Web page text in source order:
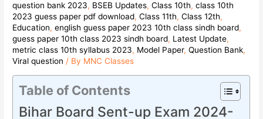
question bank 2023, BSEB Updates,Class 10th,class 10th
2023 guess paper pdf download,Class 11th,Class 12th,
Education,english guess paper 2023 10th class sindh board,
guess paper 10th class 2023 sindh board, Latest Update,
metric class 10th syllabus 2023, Model Paper,Question Bank,
Viral question / By MNC Classes
Table of Contents
Bihar Board Sent-up Exam 2024-